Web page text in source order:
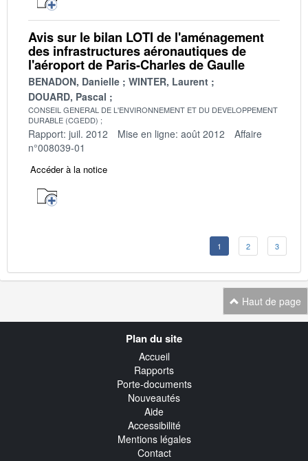
Avis sur le bilan LOTI de l'aménagement
des infrastructures aéronautiques de
l'aéroport de Paris-Charles de Gaulle
BENADON, Danielle
WINTER, Laurent
DOUARD, Pascal
CONSEIL GENERAL DE L'ENVIRONNEMENT ET DU DEVELOPPEMENT
DURABLE (CGEDD)
Rapport: juil. 2012 Mise en ligne: août 2012
Affaire
n°008039-01
Accéder à la notice
1 2 3
Haut de page
Plan du site
Accueil
Rapports
Porte-documents
Nouveautés
Aide
Accessibilité
Mentions légales
Contact